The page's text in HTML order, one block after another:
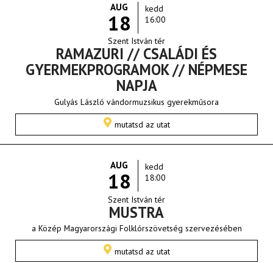
AUG
18
kedd
16:00
Szent István tér
RAMAZURI // CSALÁDI ÉS
GYERMEKPROGRAMOK // NÉPMESE
NAPJA
Gulyás László vándormuzsikus gyerekműsora
mutatsd az utat
AUG
18
kedd
18:00
Szent István tér
MUSTRA
a Közép Magyarországi Folklórszövetség szervezésében
mutatsd az utat